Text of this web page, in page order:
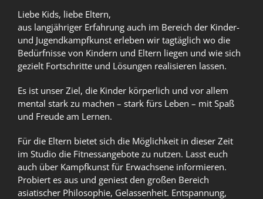
Liebe Kids, liebe Eltern,
aus langjähriger Erfahrung auch im Bereich der Kinder-
und Jugendkampfkunst erleben wir tagtäglich wo die
Bedürfnisse von Kindern und Eltern liegen und wie sich
gezielt Fortschritte und Lösungen realisieren lassen.
Es ist unser Ziel, die Kinder körperlich und vor allem
mental stark zu machen – stark fürs Leben – mit Spaß
und Freude am Lernen.
Für die Eltern bietet sich die Möglichkeit in dieser Zeit
im Studio die Fitnessangebote zu nutzen. Lasst euch
auch über Kampfkunst für Erwachsene informieren.
Probiert es aus und geniest den großen Bereich
asiatischer Philosophie, Gelassenheit. Entspannung,